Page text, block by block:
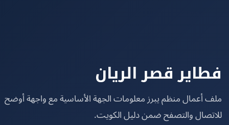
قصر الريان
منظم يبرز معلومات الجهة الأساسية مع واجهة أوضح
والتصفح ضمن دليل الكويت.